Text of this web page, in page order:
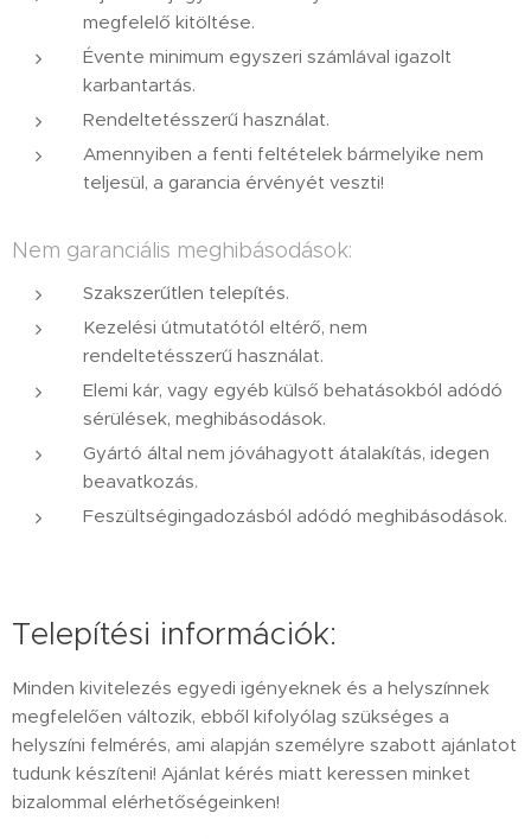
megfelelő kitöltése.
Évente minimum egyszeri számlával igazolt
karbantartás.
Rendeltetésszerű használat.
Amennyiben a fenti feltételek bármelyike nem
teljesül, a garancia érvényét veszti!
Nem garanciális meghibásodások:
Szakszerűtlen telepítés.
Kezelési útmutatótól eltérő, nem
rendeltetésszerű használat.
Elemi kár, vagy egyéb külső behatásokból adódó
sérülések, meghibásodások.
Gyártó által nem jóváhagyott átalakítás, idegen
beavatkozás.
Feszültségingadozásból adódó meghibásodások.
Telepítési információk:
Minden kivitelezés egyedi igényeknek és a helyszínnek
megfelelően változik, ebből kifolyólag szükséges a
helyszíni felmérés, ami alapján személyre szabott ajánlatot
tudunk készíteni! Ajánlat kérés miatt keressen minket
bizalommal elérhetőségeinken!